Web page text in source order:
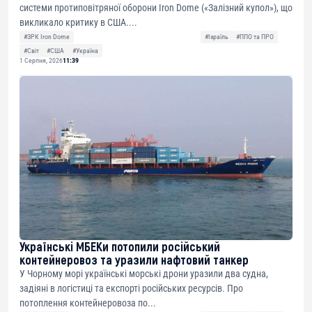
системи протиповітряної оборони Iron Dome («Залізний купол»), що
викликало критику в США....
#ЗРК Iron Dome #Ізраїль
#ППО та ПРО
#Світ
#США
#Україна
1 Серпня, 202611:39
Українські МБЕКи потопили російський
контейнеровоз та уразили нафтовий танкер
У Чорному морі українські морські дрони уразили два судна,
задіяні в логістиці та експорті російських ресурсів. Про
потоплення контейнеровоза по...